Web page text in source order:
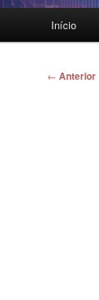
Início
Navegação
← Anterior